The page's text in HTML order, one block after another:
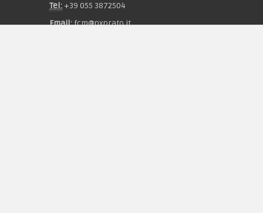
Tel: +39 055 3872504
Email:fcm@pxprato.it